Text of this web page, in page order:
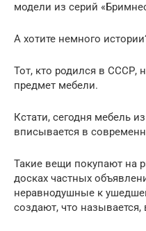
модели из серий
А хотите немного
Тот, кто родился в СССР,
предмет мебели.
Кстати, сегодня мебель
вписывается в
Такие вещи покупают на
досках частных
неравнодушные к
создают, что